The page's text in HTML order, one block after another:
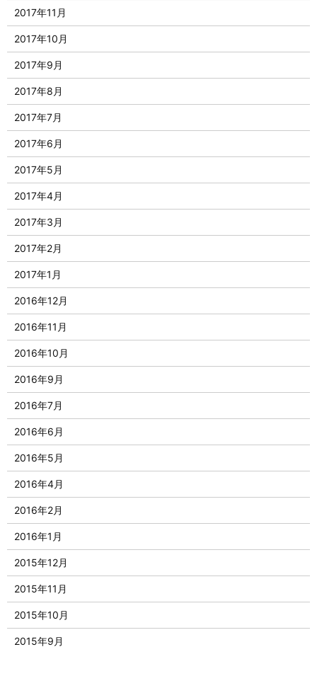
2017年11月
2017年10月
2017年9月
2017年8月
2017年7月
2017年6月
2017年5月
2017年4月
2017年3月
2017年2月
2017年1月
2016年12月
2016年11月
2016年10月
2016年9月
2016年7月
2016年6月
2016年5月
2016年4月
2016年2月
2016年1月
2015年12月
2015年11月
2015年10月
2015年9月